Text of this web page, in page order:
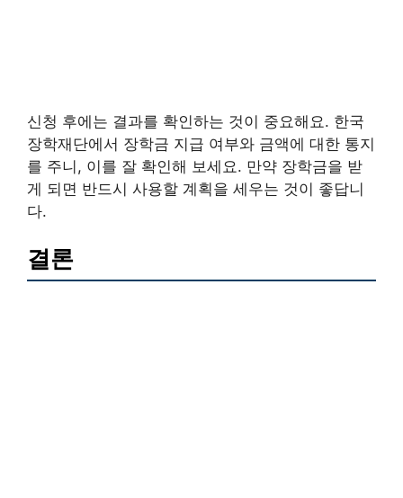
신청 후에는 결과를 확인하는 것이 중요해요. 한국
장학재단에서 장학금 지급 여부와 금액에 대한 통지
를 주니, 이를 잘 확인해 보세요. 만약 장학금을 받
게 되면 반드시 사용할 계획을 세우는 것이 좋답니
다.
결론